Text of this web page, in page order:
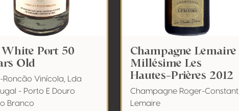
Port 50
Old
Roncão Vinícola, Lda
- Porto E Douro
Branco
Champagne Lemaire
Millésime Les
Hautes-Prières 2012
Champagne Roger-Constant
Lemaire